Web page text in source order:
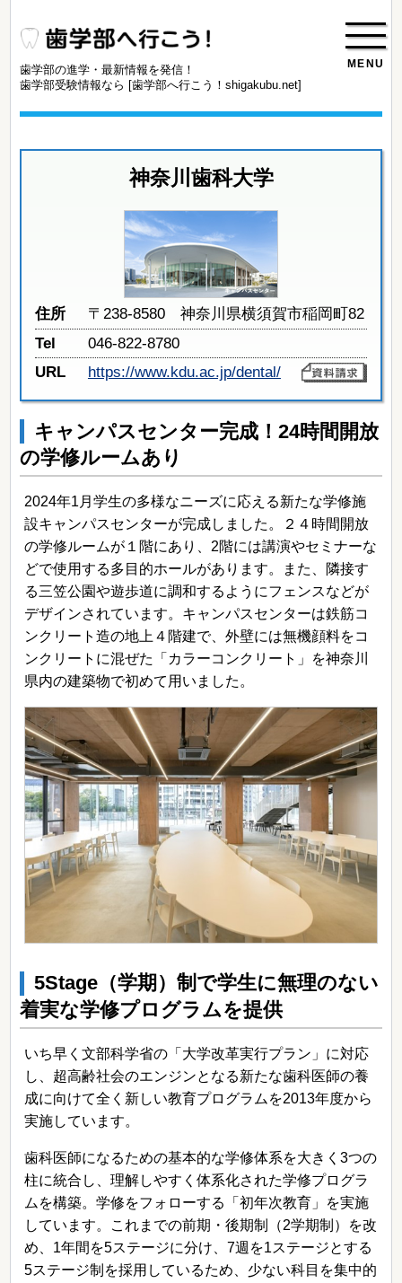
MENU
歯学部の進学・最新情報を発信！
歯学部受験情報なら [歯学部へ行こう！shigakubu.net]
神奈川歯科大学
住所
〒238-8580 神奈川県横須賀市稲岡町82
Tel
046-822-8780
URL
https://www.kdu.ac.jp/dental/
キャンパスセンター完成！24時間開放
の学修ルームあり
2024年1月学生の多様なニーズに応える新たな学修施
設キャンパスセンターが完成しました。２４時間開放
の学修ルームが１階にあり、2階には講演やセミナーな
どで使用する多目的ホールがあります。また、隣接す
る三笠公園や遊歩道に調和するようにフェンスなどが
デザインされています。キャンパスセンターは鉄筋コ
ンクリート造の地上４階建で、外壁には無機顔料をコ
ンクリートに混ぜた「カラーコンクリート」を神奈川
県内の建築物で初めて用いました。
5Stage（学期）制で学生に無理のない
着実な学修プログラムを提供
いち早く文部科学省の「大学改革実行プラン」に対応
し、超高齢社会のエンジンとなる新たな歯科医師の養
成に向けて全く新しい教育プログラムを2013年度から
実施しています。
歯科医師になるための基本的な学修体系を大きく3つの
柱に統合し、理解しやすく体系化された学修プログラ
ムを構築。学修をフォローする「初年次教育」を実施
しています。これまでの前期・後期制（2学期制）を改
め、1年間を5ステージに分け、7週を1ステージとする
5ステージ制を採用しているため、少ない科目を集中的